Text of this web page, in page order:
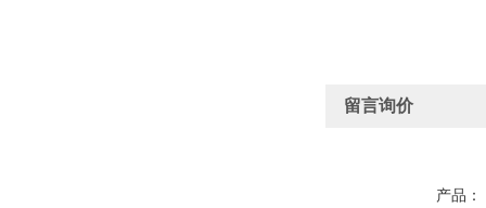
留言询价
产品：